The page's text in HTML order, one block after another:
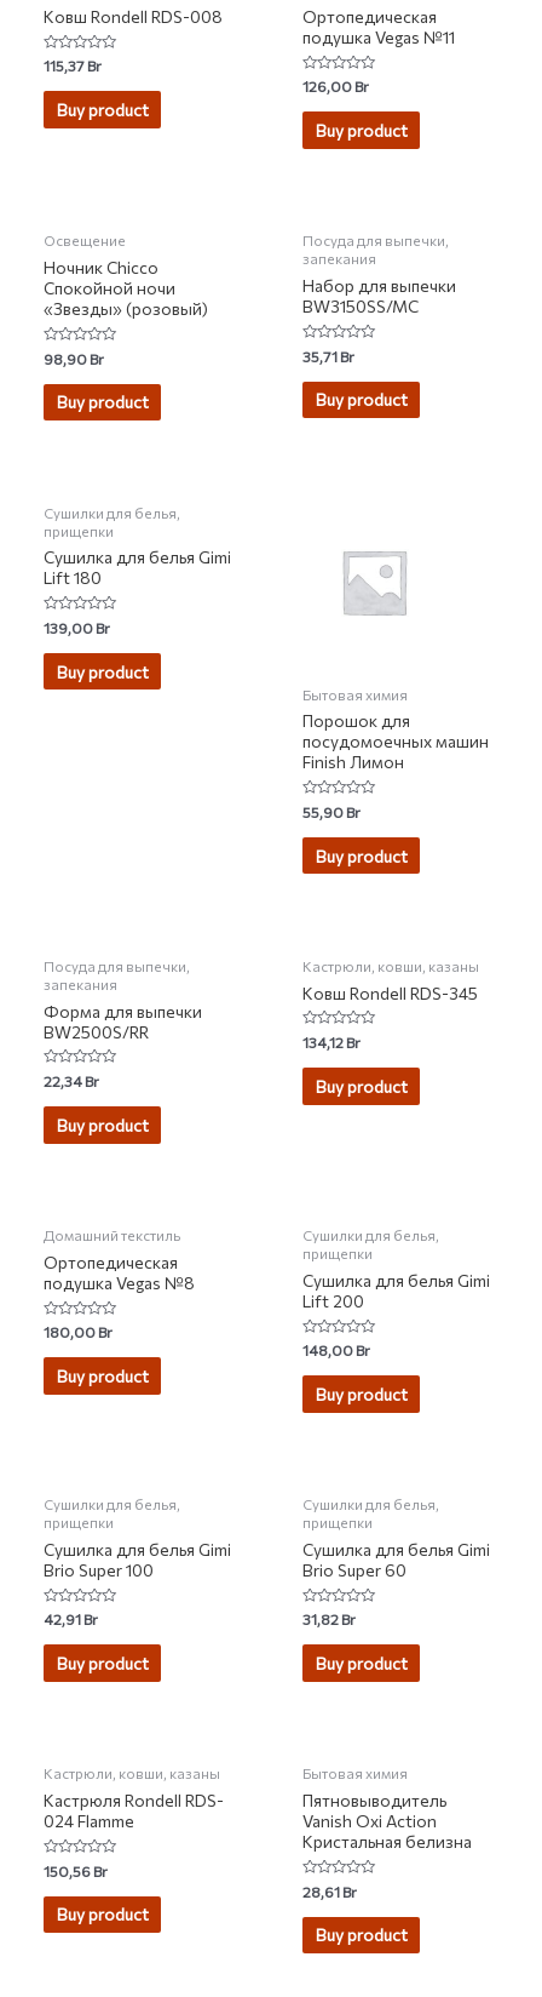
Ковш Rondell RDS-008
Rated
0
out
115,37Br
Buy product
Ортопедическая
подушка Vegas №11
Rated
0
out
126,00Br
Buy product
Освещение
Ночник Chicco
Спокойной ночи
«Звезды» (розовый)
Rated
0
out
98,90Br
Buy product
Посуда для выпечки,
запекания
Набор для выпечки
BW3150SS/MC
Rated
0
out
35,71Br
Buy product
Сушилки для белья,
прищепки
Сушилка для белья Gimi
Lift 180
Rated
0
out
139,00Br
Buy product
Бытовая химия
Порошок для
посудомоечных машин
Finish Лимон
Rated
0
out
55,90Br
Buy product
Посуда для выпечки,
запекания
Форма для выпечки
BW2500S/RR
Rated
0
out
22,34Br
Buy product
Кастрюли, ковши, казаны
Ковш Rondell RDS-345
Rated
0
out
134,12Br
Buy product
Домашний текстиль
Ортопедическая
подушка Vegas №8
Rated
0
out
180,00Br
Buy product
Сушилки для белья,
прищепки
Сушилка для белья Gimi
Lift 200
Rated
0
out
148,00Br
Buy product
Сушилки для белья,
прищепки
Сушилка для белья Gimi
Brio Super 100
Rated
0
out
42,91Br
Buy product
Сушилки для белья,
прищепки
Сушилка для белья Gimi
Brio Super 60
Rated
0
out
31,82Br
Buy product
Кастрюли, ковши, казаны
Кастрюля Rondell RDS-
024 Flamme
Rated
0
out
150,56Br
Buy product
Бытовая химия
Пятновыводитель
Vanish Oxi Action
Кристальная белизна
Rated
0
out
28,61Br
Buy product